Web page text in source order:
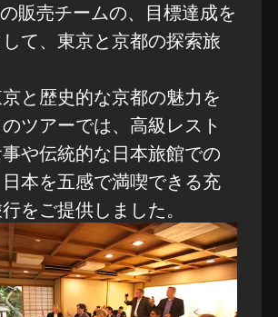
販売チームの、目標達成を
て、東京と京都の探索旅
と歴史的な京都の魅力を
ツアーでは、高級レスト
や伝統的な日本旅館での
本を五感で満喫できる充
をご提供しました。